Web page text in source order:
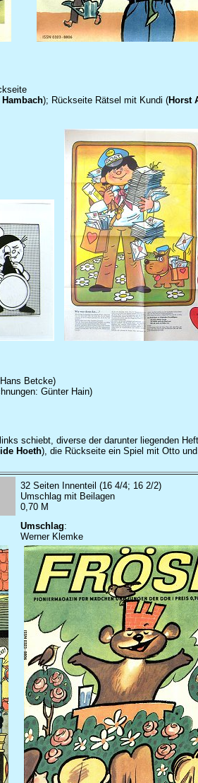
); Rückseite Rätsel mit Kundi (Horst
Betcke)
Günter Hain)
schiebt, diverse der darunter liegenden
Hoeth), die Rückseite ein Spiel mit Otto
32 Seiten Innenteil (16 4/4; 16 2/2)
Umschlag mit Beilagen
0,70 M
Umschlag:
Werner Klemke